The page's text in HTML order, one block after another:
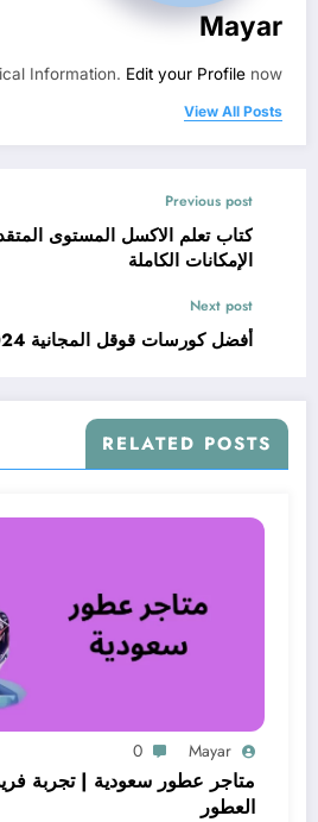
Mayar
Information. Edit your Profile now.
View All Posts
Previous post
كتاب تعلم الاكسل المستوى
الإمكانات الكاملة
Next post
أفضل كورسات قوقل المجانية 2024
RELATED POSTS
Mayar
0
متاجر عطور سعودية | تجربة
العطور